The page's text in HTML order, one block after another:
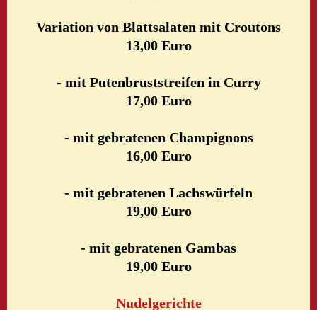
Variation von Blattsalaten mit Croutons
13,00 Euro
- mit Putenbruststreifen in Curry
17,00 Euro
- mit gebratenen Champignons
16,00 Euro
- mit gebratenen Lachswürfeln
19,00 Euro
- mit gebratenen Gambas
19,00 Euro
Nudelgerichte